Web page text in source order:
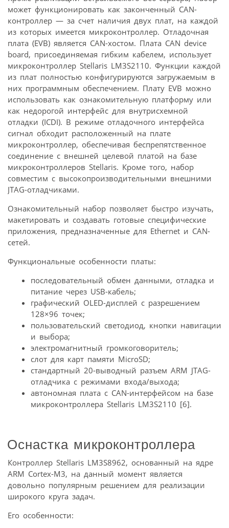
может функционировать как законченный CAN-
контроллер — за счет наличия двух плат, на каждой
из которых имеется микроконтроллер. Отладочная
плата (EVB) является CAN-хостом. Плата CAN device
board, присоединяемая гибким кабелем, использует
микроконтроллер Stellaris LM3S2110. Функции каждой
из плат полностью конфигурируются загружаемым в
них программным обеспечением. Плату EVB можно
использовать как ознакомительную платформу или
как недорогой интерфейс для внутрисхемной
отладки (ICDI). В режиме отладочного интерфейса
сигнал обходит расположенный на плате
микроконтроллер, обеспечивая беспрепятственное
соединение с внешней целевой платой на базе
микроконтроллеров Stellaris. Кроме того, набор
совместим с высокопроизводительными внешними
JTAG-отладчиками.
Ознакомительный набор позволяет быстро изучать,
макетировать и создавать готовые специфические
приложения, предназначенные для Ethernet и CAN-
сетей.
Функциональные особенности платы:
последовательный обмен данными, отладка и
питание через USB-кабель;
графический OLED-дисплей с разрешением
128×96 точек;
пользовательский светодиод, кнопки навигации
и выбора;
электромагнитный громкоговоритель;
слот для карт памяти MicroSD;
стандартный 20-выводный разъем ARM JTAG-
отладчика с режимами входа/выхода;
автономная плата с CAN-интерфейсом на базе
микроконтроллера Stellaris LM3S2110 [6].
Оснастка микроконтроллера
Контроллер Stellaris LM3S8962, основанный на ядре
ARM Cortex-M3, на данный момент является
довольно популярным решением для реализации
широкого круга задач.
Его особенности: